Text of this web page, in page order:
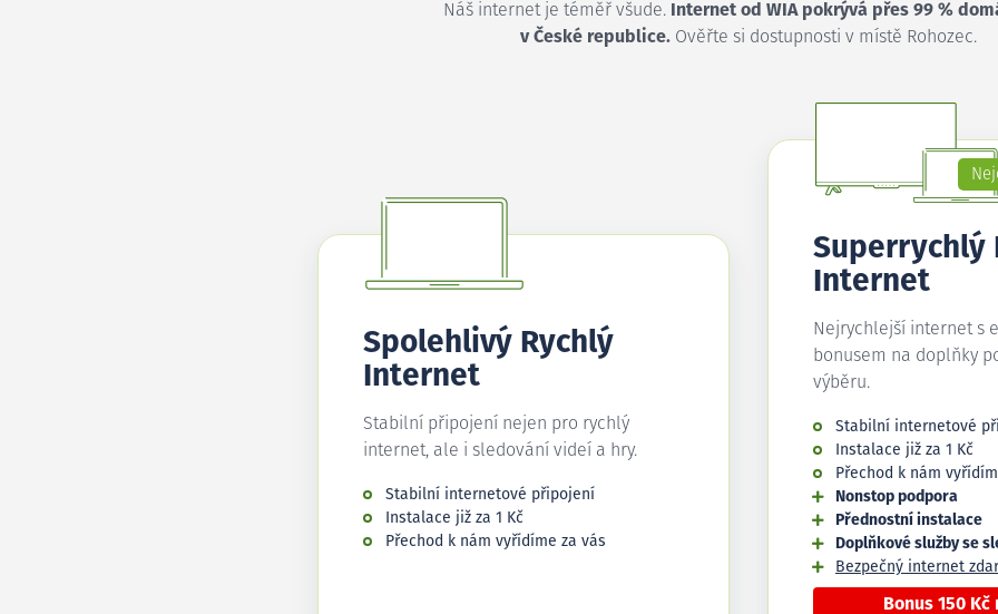
Náš internet je téměř všude.
Internet od WIA pokrývá přes 99 %
v České republice. Ověřte si dostupnosti v místě Rohozec.
Spolehlivý Rychlý
Internet
Stabilní připojení nejen pro rychlý
internet, ale i sledování videí a hry.
Stabilní internetové připojení
Instalace již za 1 Kč
Přechod k nám vyřídíme za vás
Superrychlý
Internet
Nejrychlejší internet s
bonusem na doplňky
výběru.
Stabilní internetové
Instalace již za 1 Kč
Přechod k nám
Nonstop podpora
Přednostní instalace
Doplňkové služby se
Bezpečný internet
Bonus 150